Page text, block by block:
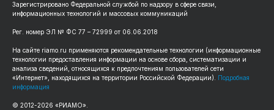
Зарегистрировано Федеральной службой по надзору в сфере связи,
информационных технологий и массовых коммуникаций
Рег. номер ЭЛ № ФС 77 – 72999 от 06.06.2018
На сайте riamo.ru применяются рекомендательные технологии (информационные
технологии предоставления информации на основе сбора, систематизации и
анализа сведений, относящихся к предпочтениям пользователей сети
«Интернет», находящихся на территории Российской Федерации). Подробная
информация
© 2012-2026 «РИАМО».